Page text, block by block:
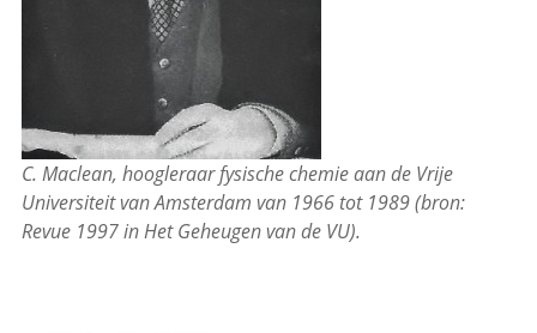
C. Maclean, hoogleraar fysische chemie aan de Vrije
Universiteit van Amsterdam van 1966 tot 1989 (bron:
Revue 1997 in Het Geheugen van de VU).